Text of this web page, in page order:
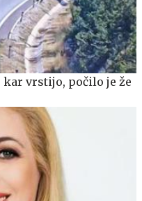
vrstijo, počilo je že